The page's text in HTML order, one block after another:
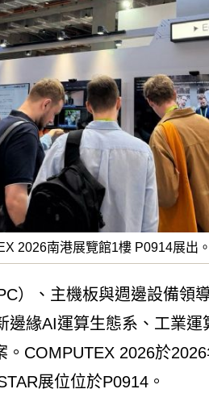
2026南港展覽館1樓 P0914展出
）、主機板與週邊設備領
邊緣AI運算生態系、工業
。COMPUTEX 2026於
展位位於P0914。